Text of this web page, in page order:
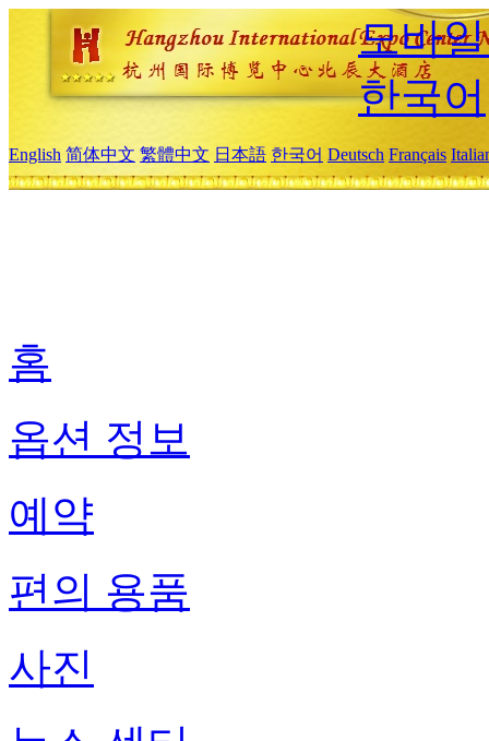
모바
한국어
English 简体中文 繁體中文 日本語 한국어 Deutsch Français
홈
옵션 정보
예약
편의 용품
사진